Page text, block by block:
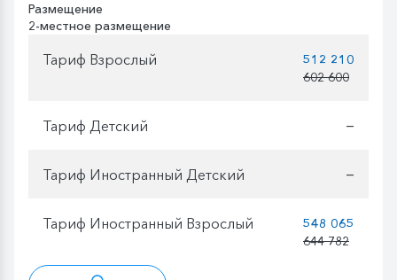
Размещение
2-местное размещение
Тариф Взрослый
512 210
602 600
Тариф Детский —
Тариф Иностранный Детский —
Тариф Иностранный Взрослый
548 065
644 782